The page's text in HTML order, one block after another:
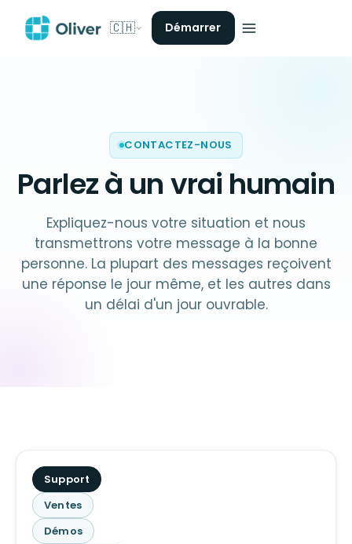
🇨🇭 Démarrer
CONTACTEZ-NOUS
Parlez à unvrai humain
Expliquez-nous votre situation et nous
transmettrons votre message à la bonne
personne. La plupart des messages reçoivent
une réponse le jour même, et les autres dans
un délai d'un jour ouvrable.
De
quoi
s'agit-
il
Support
Ventes
Démos